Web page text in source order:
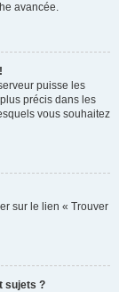
avancée.
puisse les
précis dans les
vous souhaitez
sur le lien « Trouver
sujets ?